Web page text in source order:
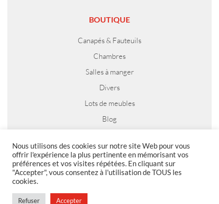
BOUTIQUE
Canapés & Fauteuils
Chambres
Salles à manger
Divers
Lots de meubles
Blog
MENTIONS LEGALES
Politique de confidentialité
Nous utilisons des cookies sur notre site Web pour vous
offrir l'expérience la plus pertinente en mémorisant vos
préférences et vos visites répétées. En cliquant sur
"Accepter", vous consentez à l'utilisation de TOUS les
cookies.
Refuser Accepter